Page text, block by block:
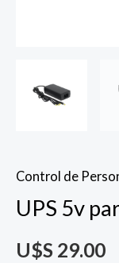
Control de
UPS 5v
U$S 29.00